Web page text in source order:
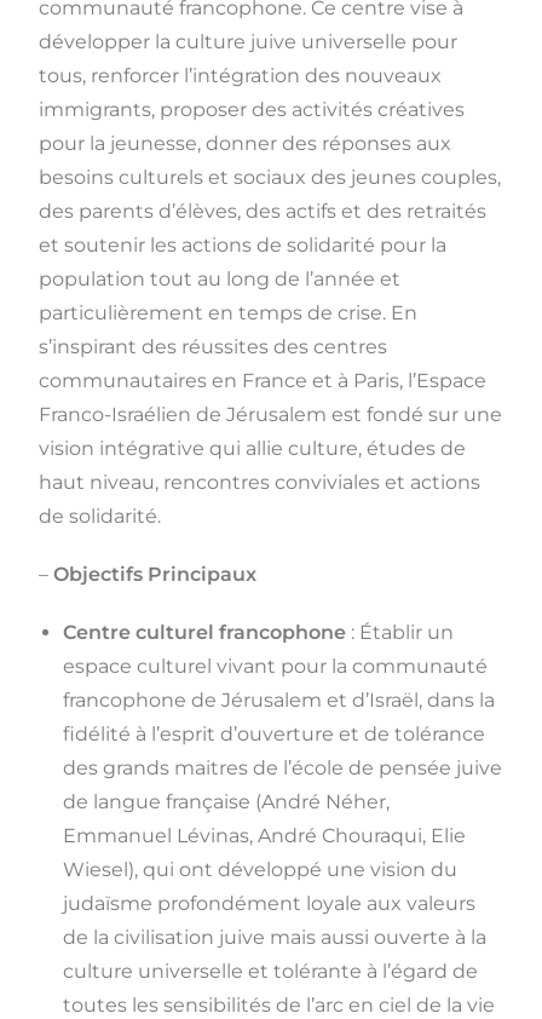
communauté francophone. Ce centre vise à
développer la culture juive universelle pour
tous, renforcer l’intégration des nouveaux
immigrants, proposer des activités créatives
pour la jeunesse, donner des réponses aux
besoins culturels et sociaux des jeunes couples,
des parents d’élèves, des actifs et des retraités
et soutenir les actions de solidarité pour la
population tout au long de l’année et
particulièrement en temps de crise. En
s’inspirant des réussites des centres
communautaires en France et à Paris, l’Espace
Franco-Israélien de Jérusalem est fondé sur une
vision intégrative qui allie culture, études de
haut niveau, rencontres conviviales et actions
de solidarité.
–Objectifs Principaux
Centre culturel francophone : Établir un
espace culturel vivant pour la communauté
francophone de Jérusalem et d’Israël, dans la
fidélité à l’esprit d’ouverture et de tolérance
des grands maitres de l’école de pensée juive
de langue française (André Néher,
Emmanuel Lévinas, André Chouraqui, Elie
Wiesel), qui ont développé une vision du
judaïsme profondément loyale aux valeurs
de la civilisation juive mais aussi ouverte à la
culture universelle et tolérante à l’égard de
toutes les sensibilités de l’arc en ciel de la vie